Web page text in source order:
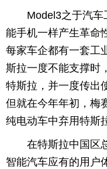
Model3之于汽
能手机一样产生革命
每家车企都有一套工
斯拉一度不能支撑时
特斯拉，并一度传出
但就在今年年初，梅
纯电动车中弃用特斯
在特斯拉中国区
智能汽车应有的用户